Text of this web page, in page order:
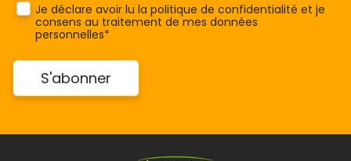
Je déclare avoir lu la politique de confidentialité et je
consens au traitement de mes données
personnelles*